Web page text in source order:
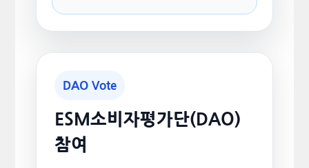
DAO Vote
ESM소비자평가단(DAO)
참여